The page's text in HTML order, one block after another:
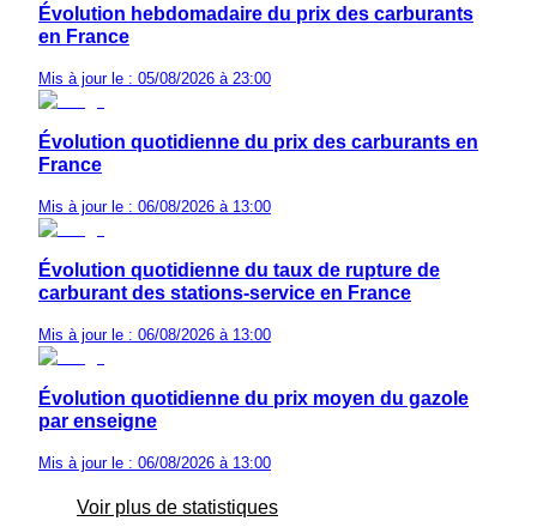
Évolution hebdomadaire du prix des carburants
en France
Mis à jour le : 05/08/2026 à 23:00
Évolution quotidienne du prix des carburants en
France
Mis à jour le : 06/08/2026 à 13:00
Évolution quotidienne du taux de rupture de
carburant des stations-service en France
Mis à jour le : 06/08/2026 à 13:00
Évolution quotidienne du prix moyen du gazole
par enseigne
Mis à jour le : 06/08/2026 à 13:00
Voir plus de statistiques